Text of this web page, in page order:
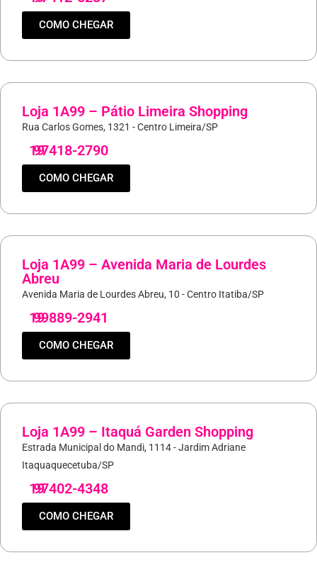
COMO CHEGAR
Loja 1A99 – Pátio Limeira Shopping
Rua Carlos Gomes, 1321 - Centro Limeira/SP
19
97418-2790
COMO CHEGAR
Loja 1A99 – Avenida Maria de Lourdes
Abreu
Avenida Maria de Lourdes Abreu, 10 - Centro Itatiba/SP
19
99889-2941
COMO CHEGAR
Loja 1A99 – Itaquá Garden Shopping
Estrada Municipal do Mandi, 1114 - Jardim Adriane
Itaquaquecetuba/SP
19
97402-4348
COMO CHEGAR